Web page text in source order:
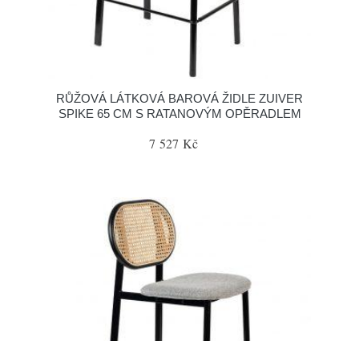
RŮŽOVÁ LÁTKOVÁ BAROVÁ ŽIDLE ZUIVER
SPIKE 65 CM S RATANOVÝM OPĚRADLEM
7 527 Kč